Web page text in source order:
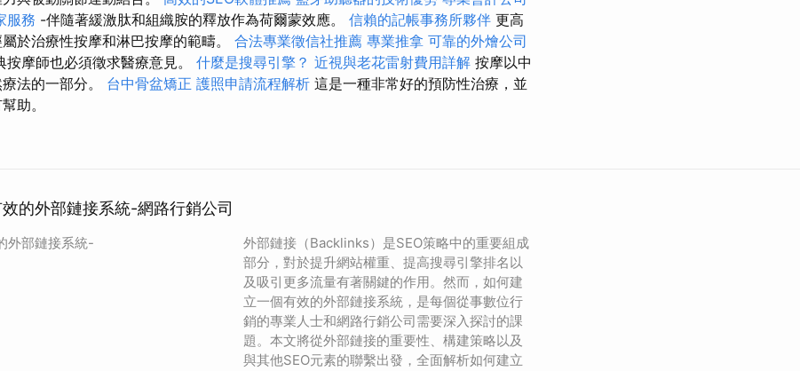
服務 -伴隨著緩激肽和組織胺的釋放作為荷爾蒙效應。 信賴的記帳事務所夥伴 更高
於治療性按摩和淋巴按摩的範疇。 合法專業徵信社推薦 專業推拿 可靠的外燴公司
按摩師也必須徵求醫療意見。 什麼是搜尋引擎？ 近視與老花雷射費用詳解 按摩以中
法的一部分。 台中骨盆矯正 護照申請流程解析 這是一種非常好的預防性治療，並
助。
的外部鏈接系統-網路行銷公司
外部鏈接系統-
外部鏈接（Backlinks）是SEO策略中的重要組成
部分，對於提升網站權重、提高搜尋引擎排名以
及吸引更多流量有著關鍵的作用。然而，如何建
立一個有效的外部鏈接系統，是每個從事數位行
銷的專業人士和網路行銷公司需要深入探討的課
題。本文將從外部鏈接的重要性、構建策略以及
與其他SEO元素的聯繫出發，全面解析如何建立